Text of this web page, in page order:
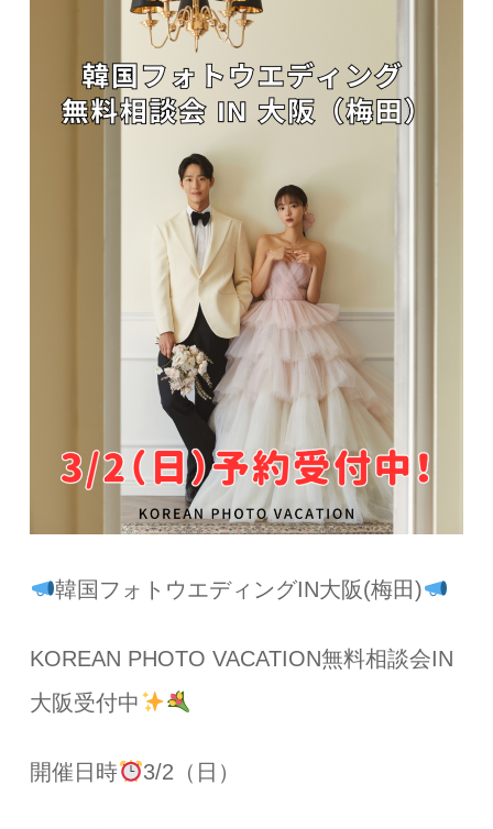
韓国フォトウエディングIN大阪(梅田)
KOREAN PHOTO VACATION無料相談会IN
大阪受付中
開催日時 3/2（日）